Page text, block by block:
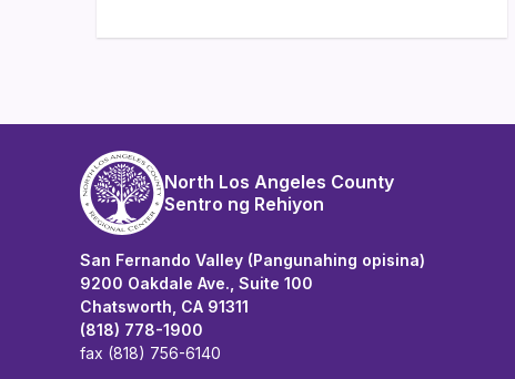
North Los Angeles County
Sentro ng Rehiyon
San Fernando Valley (Pangunahing opisina)
9200 Oakdale Ave., Suite 100
Chatsworth, CA 91311
(818) 778-1900
fax (818) 756-6140